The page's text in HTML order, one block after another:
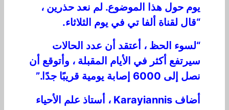
يوم حول هذا الموضوع. لم نعد حذرين ،
“قال لقناة ألفا تي في يوم الثلاثاء.
“لسوء الحظ ، أعتقد أن عدد الحالات
سيرتفع أكثر في الأيام المقبلة ، وأتوقع أن
نصل إلى 6000 إصابة يومية قريبًا جدًا.”
أضاف Karayiannis ، أستاذ علم الأحياء